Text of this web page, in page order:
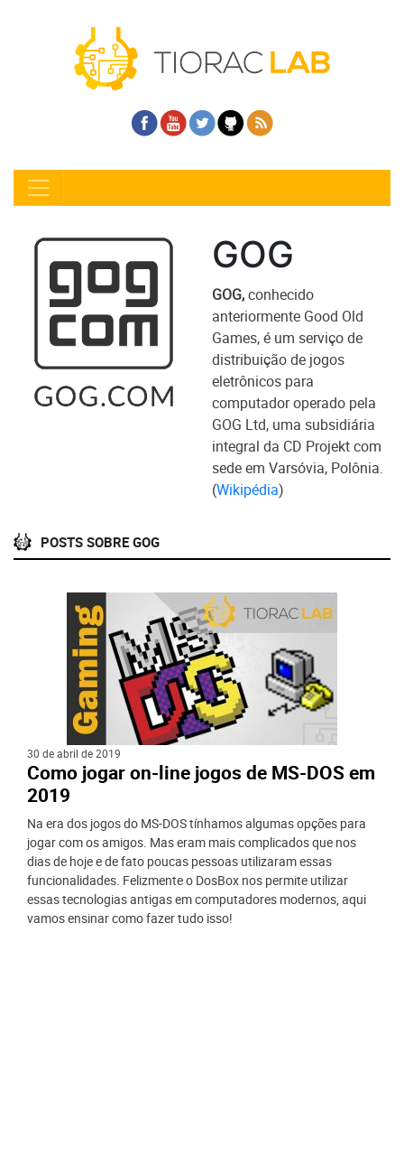
GOG
GOG,conhecido
anteriormente Good Old
Games, é um serviço de
distribuição de jogos
eletrônicos para
computador operado pela
GOG Ltd, uma subsidiária
integral da CD Projekt com
sede em Varsóvia, Polônia.
(Wikipédia)
POSTS SOBRE GOG
30 de abril de 2019
Como jogar on-line jogos de MS-DOS em
2019
Na era dos jogos do MS-DOS tínhamos algumas opções para
jogar com os amigos. Mas eram mais complicados que nos
dias de hoje e de fato poucas pessoas utilizaram essas
funcionalidades. Felizmente o DosBox nos permite utilizar
essas tecnologias antigas em computadores modernos, aqui
vamos ensinar como fazer tudo isso!